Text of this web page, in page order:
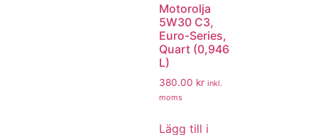
Motorolja
5W30 C3,
Euro-Series,
Quart (0,946
L)
380.00 kr inkl.
moms
Lägg till i